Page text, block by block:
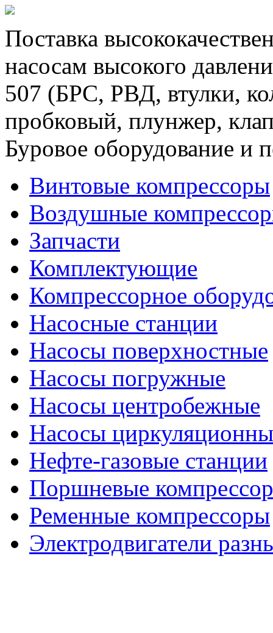
Поставка
насосам высокого
507 (БРС, РВД, втулки,
пробковый, плунжер,
Буровое оборудование и
Винтовые компрессоры
Воздушные
Запчасти
Комплектующие
Компрессорное
Насосные станции
Насосы поверхностные
Насосы погружные
Насосы центробежные
Насосы
Нефте-газовые станции
Поршневые
Ременные компрессоры
Электродвигатели